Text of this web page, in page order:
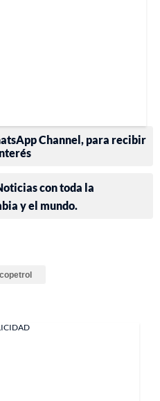
Channel, para recibir
con toda la
y el mundo.